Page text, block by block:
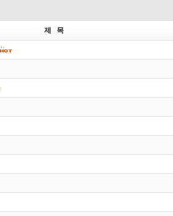
제 목